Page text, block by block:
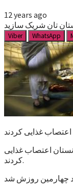
12 years ago
تان شریک سازید
Viber WhatsApp
اعتصاب غذایی کردند
اعتصاب غذایی
کردند.